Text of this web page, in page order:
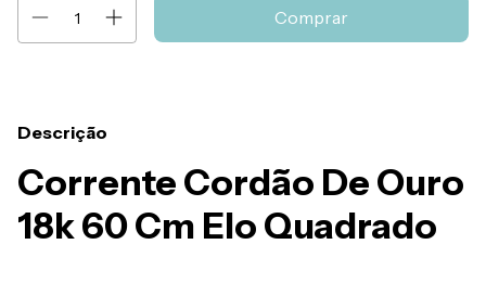
Descrição
Corrente Cordão De Ouro
18k 60 Cm Elo Quadrado